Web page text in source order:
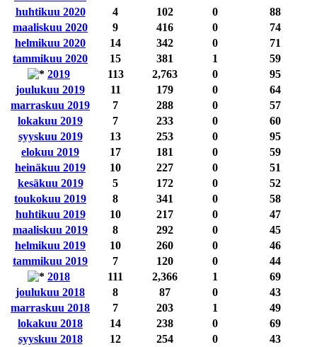
huhtikuu 2020
4 102 0
88
maaliskuu 2020
9 416 0
74
helmikuu 2020
14 342 0
71
tammikuu 2020
15 381 1
59
2019
113 2,763 0
95
joulukuu 2019
11 179 0
64
marraskuu 2019
7 288 0
57
lokakuu 2019
7 233 0
60
syyskuu 2019
13 253 0
95
elokuu 2019
17 181 0
59
heinäkuu 2019
10 227 0
51
kesäkuu 2019
5 172 0
52
toukokuu 2019
8 341 0
58
huhtikuu 2019
10 217 0
47
maaliskuu 2019
8 292 0
45
helmikuu 2019
10 260 0
46
tammikuu 2019
7 120 0
44
2018
111 2,366 1
69
joulukuu 2018
8 87 0
43
marraskuu 2018
7 203 1
49
lokakuu 2018
14 238 0
69
syyskuu 2018
12 254 0
43